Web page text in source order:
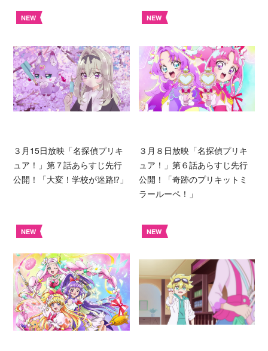
NEW
３月15日放映「名探偵プリキ
ュア！」第７話あらすじ先行
公開！「大変！学校が迷路⁉︎」
NEW
３月８日放映「名探偵プリキ
ュア！」第６話あらすじ先行
公開！「奇跡のプリキットミ
ラールーペ！」
NEW NEW